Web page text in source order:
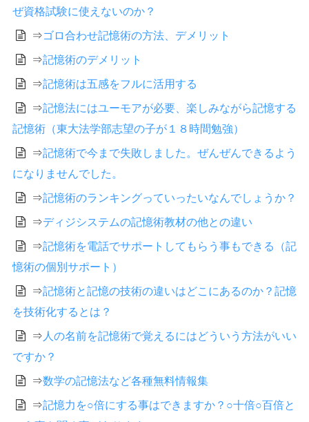
ぜ資格試験に使えないのか？
⇒ゴロ合わせ記憶術の方法、デメリット
⇒記憶術のデメリット
⇒記憶術は五感をフルに活用する
⇒記憶法にはユーモアが必要、楽しみながら記憶する
記憶術（東大法学部志望の子が１８時間勉強）
⇒記憶術で今まで失敗しました。ぜんぜんできるよう
になりませんでした。
⇒記憶術のランキングっていったいなんでしょうか？
⇒ディジシステムの記憶術教材の他との違い
⇒記憶術を電話でサポートしてもらう事もできる（記
憶術の個別サポート）
⇒記憶術と記憶の技術の違いはどこにあるのか？記憶
を技術化するとは？
⇒人の名前を記憶術で覚えるにはどういう方法がいい
ですか？
⇒数学の記憶法など各種無料情報集
⇒記憶力を○倍にする事はできますか？○十倍○百倍と